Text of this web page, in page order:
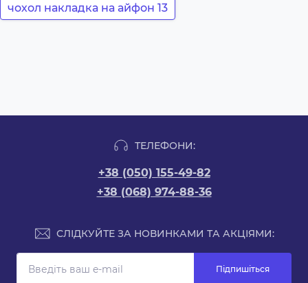
чохол накладка на айфон 13
ТЕЛЕФОНИ:
+38 (050) 155-49-82
+38 (068) 974-88-36
СЛІДКУЙТЕ ЗА НОВИНКАМИ ТА АКЦІЯМИ:
Підпишіться